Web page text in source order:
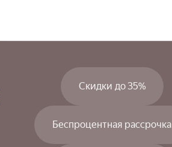
Скидки до 35%
Беспроцентная рассрочка